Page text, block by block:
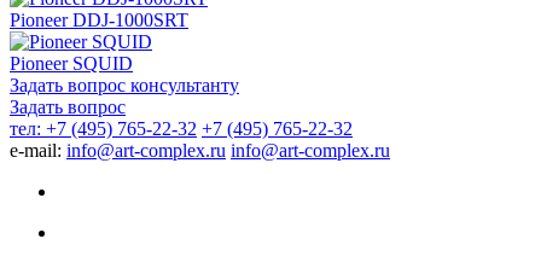
Pioneer DDJ-1000SRT
Pioneer SQUID
Задать вопрос консультанту
Задать вопрос
тел: +7 (495) 765-22-32 +7 (495) 765-22-32
e-mail: info@art-complex.ru info@art-complex.ru